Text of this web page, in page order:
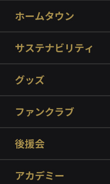
ホームタウン
サステナビリティ
グッズ
ファンクラブ
後援会
アカデミー